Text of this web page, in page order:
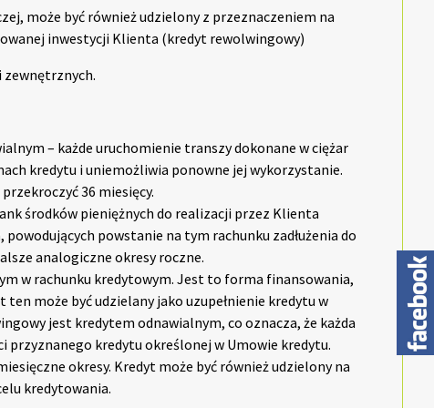
może być również udzielony z przeznaczeniem na
inwestycji Klienta (kredyt rewolwingowy)
zewnętrznych.
– każde uruchomienie transzy dokonane w ciężar
kredytu i uniemożliwia ponowne jej wykorzystanie.
36 miesięcy.
środków pieniężnych do realizacji przez Klienta
powstanie na tym rachunku zadłużenia do
analogiczne okresy roczne.
w rachunku kredytowym. Jest to forma finansowania,
może być udzielany jako uzupełnienie kredytu w
jest kredytem odnawialnym, co oznacza, że każda
przyznanego kredytu określonej w Umowie kredytu.
okresy. Kredyt może być również udzielony na
kredytowania.